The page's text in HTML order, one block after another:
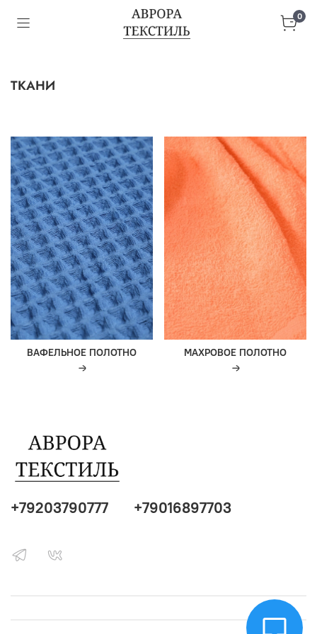
0
ТКАНИ
ВАФЕЛЬНОЕ ПОЛОТНО МАХРОВОЕ ПОЛОТНО
+79203790777 +79016897703